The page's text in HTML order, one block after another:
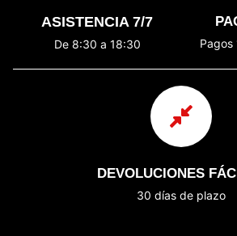
ASISTENCIA 7/7
De 8:30 a 18:30 Pagos
DEVOLUCIONES
30 días de plazo